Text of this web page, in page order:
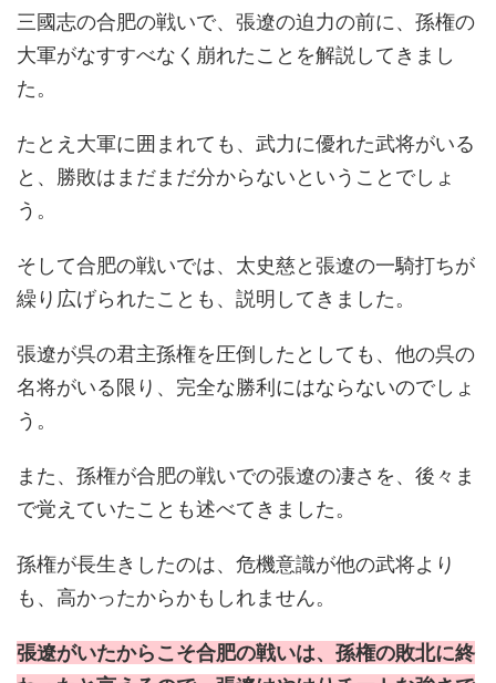
三國志の合肥の戦いで、張遼の迫力の前に、孫権の
大軍がなすすべなく崩れたことを解説してきまし
た。
たとえ大軍に囲まれても、武力に優れた武将がいる
と、勝敗はまだまだ分からないということでしょ
う。
そして合肥の戦いでは、太史慈と張遼の一騎打ちが
繰り広げられたことも、説明してきました。
張遼が呉の君主孫権を圧倒したとしても、他の呉の
名将がいる限り、完全な勝利にはならないのでしょ
う。
また、孫権が合肥の戦いでの張遼の凄さを、後々ま
で覚えていたことも述べてきました。
孫権が長生きしたのは、危機意識が他の武将より
も、高かったからかもしれません。
張遼がいたからこそ合肥の戦いは、孫権の敗北に終